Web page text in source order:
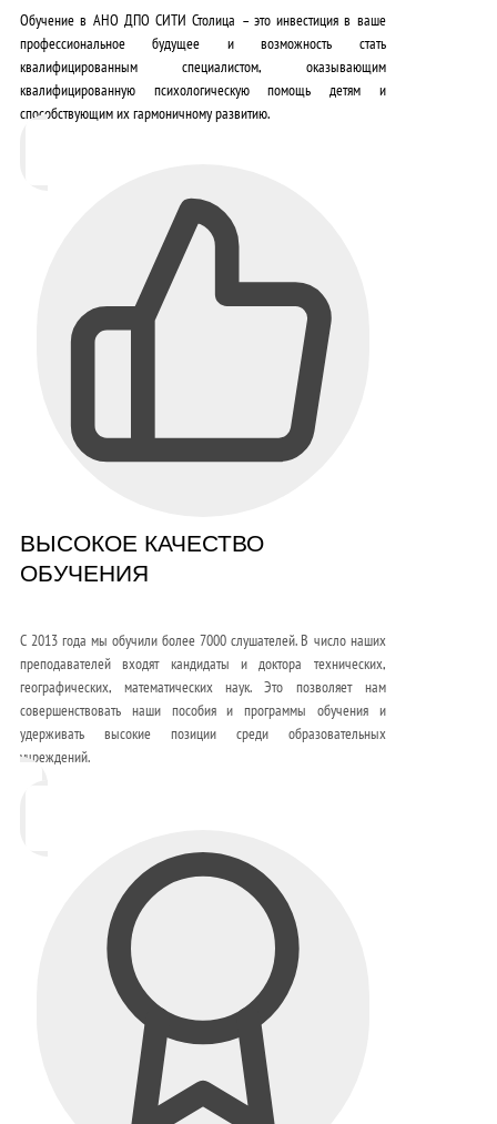
Обучение в АНО ДПО СИТИ Столица – это инвестиция в ваше
профессиональное будущее и возможность стать
квалифицированным специалистом, оказывающим
квалифицированную психологическую помощь детям и
способствующим их гармоничному развитию.
ВЫСОКОЕ КАЧЕСТВО
ОБУЧЕНИЯ
С 2013 года мы обучили более 7000 слушателей. В число наших
преподавателей входят кандидаты и доктора технических,
географических, математических наук. Это позволяет нам
совершенствовать наши пособия и программы обучения и
удерживать высокие позиции среди образовательных
учреждений.